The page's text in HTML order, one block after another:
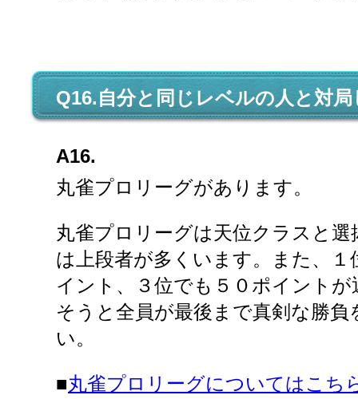
Q16.自分と同じレベルの人と対
A16.
丸雀プロリーグがあります。
丸雀プロリーグは天位クラスと
は上段者が多くいます。また、
イント、３位でも５０ポイント
そうと全員が最後まで真剣な勝
い。
■丸雀プロリーグについてはこち